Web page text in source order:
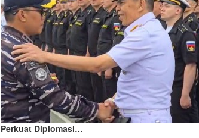
Perkuat Diplomasi…